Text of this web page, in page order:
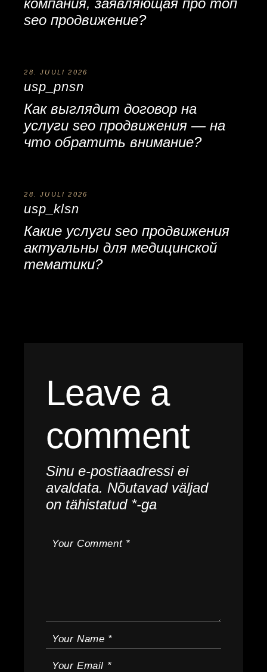
компания, заявляющая протоп
seo продвижение?
28. JUULI 2026
usp_pnsn
Как выглядит договор на
услуги seo продвижения — на
что обратить внимание?
28. JUULI 2026
usp_klsn
Какие услуги seo продвижения
актуальны для медицинской
тематики?
Leave a
comment
Sinu e-postiaadressi ei
avaldata. Nõutavad väljad
on tähistatud *-ga